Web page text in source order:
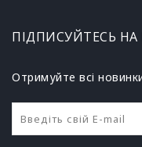
ПІДПИСУЙТЕСЬ
Отримуйте всі